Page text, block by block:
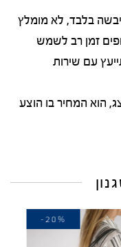
יבשה בלבד, לא מומלץ
זמן רב לשמש
עם שירות
הוא המחיר בו הוצע
-20%